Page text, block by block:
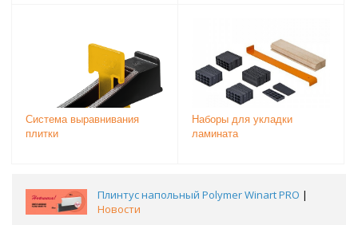
Система выравнивания
плитки
Наборы для укладки
ламината
Плинтус напольный Polymer Winart PRO |
Новости